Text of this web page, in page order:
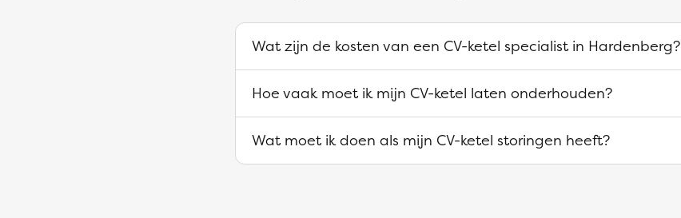
Wat zijn de kosten van een CV-ketel specialist in Hardenberg?
Hoe vaak moet ik mijn CV-ketel laten onderhouden?
Wat moet ik doen als mijn CV-ketel storingen heeft?